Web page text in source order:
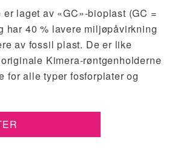
laget av «GC»-bioplast (GC =
har 40 % lavere miljøpåvirkning
av fossil plast. De er like
Kimera-røntgenholderne
for alle typer fosforplater og